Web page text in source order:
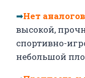
➡Нет
высокой,
спортивно-
небольшой